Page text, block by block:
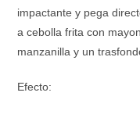
impactante y pega
a cebolla frita con
manzanilla y un
Efecto: